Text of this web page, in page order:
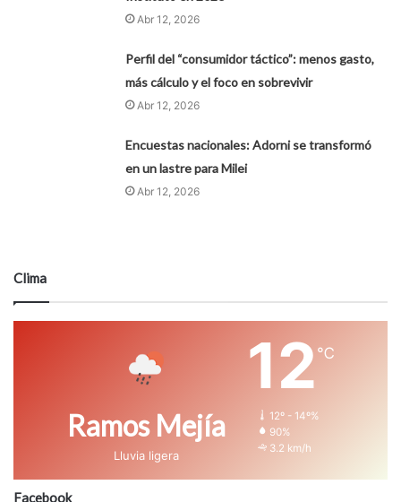
Abr 12, 2026
Perfil del “consumidor táctico”: menos gasto,
más cálculo y el foco en sobrevivir
Abr 12, 2026
Encuestas nacionales: Adorni se transformó
en un lastre para Milei
Abr 12, 2026
Clima
Ramos Mejía
Lluvia ligera
12 ℃
12º - 14º%
90%
3.2 km/h
Facebook